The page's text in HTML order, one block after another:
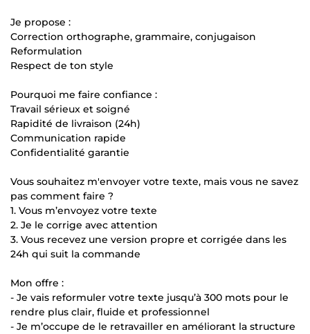
Je propose :
Correction orthographe, grammaire, conjugaison
Reformulation
Respect de ton style
Pourquoi me faire confiance :
Travail sérieux et soigné
Rapidité de livraison (24h)
Communication rapide
Confidentialité garantie
Vous souhaitez m'envoyer votre texte, mais vous ne savez
pas comment faire ?
1. Vous m’envoyez votre texte
2. Je le corrige avec attention
3. Vous recevez une version propre et corrigée dans les
24h qui suit la commande
Mon offre :
- Je vais reformuler votre texte jusqu’à 300 mots pour le
rendre plus clair, fluide et professionnel
- Je m’occupe de le retravailler en améliorant la structure